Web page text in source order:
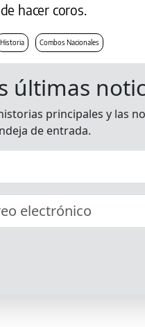
hacer coros.
Historia Combos Nacionales